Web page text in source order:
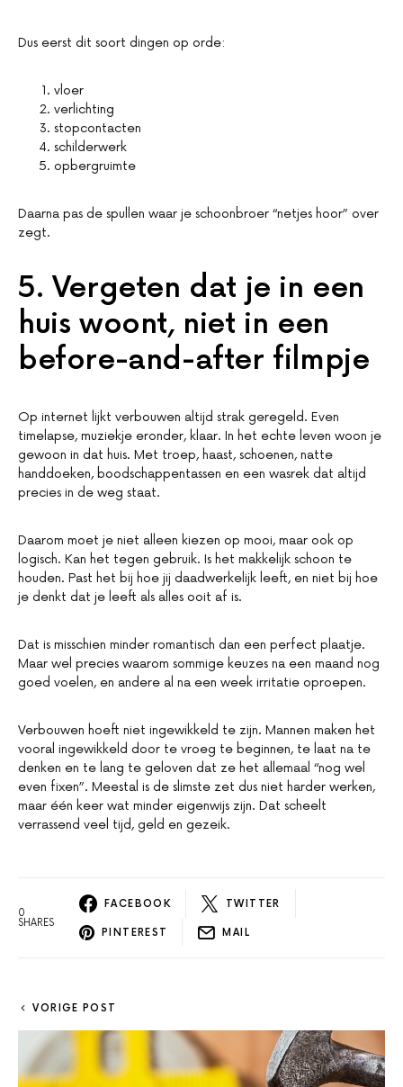
Dus eerst dit soort dingen op orde:
vloer
verlichting
stopcontacten
schilderwerk
opbergruimte
Daarna pas de spullen waar je schoonbroer “netjes hoor” over
zegt.
5. Vergeten dat je in een
huis woont, niet in een
before-and-after filmpje
Op internet lijkt verbouwen altijd strak geregeld. Even
timelapse, muziekje eronder, klaar. In het echte leven woon je
gewoon in dat huis. Met troep, haast, schoenen, natte
handdoeken, boodschappentassen en een wasrek dat altijd
precies in de weg staat.
Daarom moet je niet alleen kiezen op mooi, maar ook op
logisch. Kan het tegen gebruik. Is het makkelijk schoon te
houden. Past het bij hoe jij daadwerkelijk leeft, en niet bij hoe
je denkt dat je leeft als alles ooit af is.
Dat is misschien minder romantisch dan een perfect plaatje.
Maar wel precies waarom sommige keuzes na een maand nog
goed voelen, en andere al na een week irritatie oproepen.
Verbouwen hoeft niet ingewikkeld te zijn. Mannen maken het
vooral ingewikkeld door te vroeg te beginnen, te laat na te
denken en te lang te geloven dat ze het allemaal “nog wel
even fixen”. Meestal is de slimste zet dus niet harder werken,
maar één keer wat minder eigenwijs zijn. Dat scheelt
verrassend veel tijd, geld en gezeik.
0
SHARES
FACEBOOK TWITTER
PINTEREST MAIL
VORIGE POST